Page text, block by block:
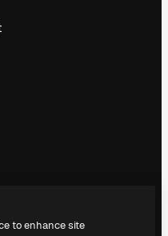
to enhance site